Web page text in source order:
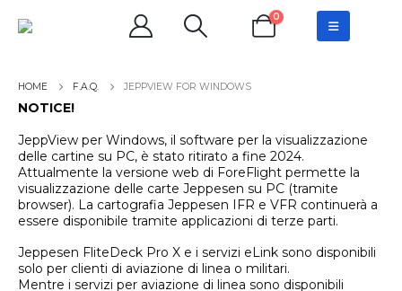
0
F.A.Q. JEPPVIEW FOR WINDOWS
NOTICE!
JeppView per Windows, il software per la visualizzazione
delle cartine su PC, è stato ritirato a fine 2024.
Attualmente la versione web di ForeFlight permette la
visualizzazione delle carte Jeppesen su PC (tramite
browser). La cartografia Jeppesen IFR e VFR continuerà a
essere disponibile tramite applicazioni di terze parti.
Jeppesen FliteDeck Pro X e i servizi eLink sono disponibili
solo per clienti di aviazione di linea o militari.
Mentre i servizi per aviazione di linea sono disponibili